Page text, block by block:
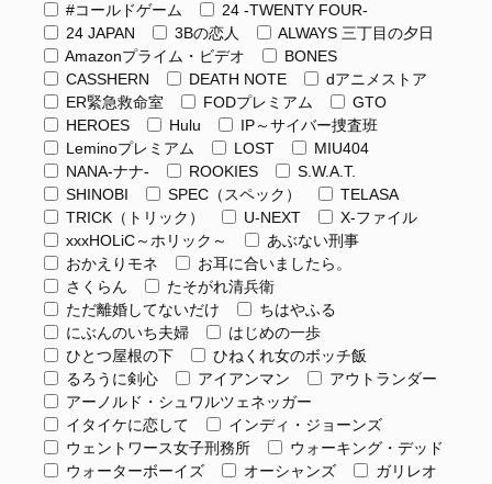
#コールドゲーム
24 -TWENTY FOUR-
24 JAPAN
3Bの恋人
ALWAYS 三丁目の夕日
Amazonプライム・ビデオ
BONES
CASSHERN
DEATH NOTE
dアニメストア
ER緊急救命室
FODプレミアム
GTO
HEROES
Hulu
IP～サイバー捜査班
Leminoプレミアム
LOST
MIU404
NANA-ナナ-
ROOKIES
S.W.A.T.
SHINOBI
SPEC（スペック）
TELASA
TRICK（トリック）
U-NEXT
X-ファイル
xxxHOLiC～ホリック～
あぶない刑事
おかえりモネ
お耳に合いましたら。
さくらん
たそがれ清兵衛
ただ離婚してないだけ
ちはやふる
にぶんのいち夫婦
はじめの一歩
ひとつ屋根の下
ひねくれ女のボッチ飯
るろうに剣心
アイアンマン
アウトランダー
アーノルド・シュワルツェネッガー
イタイケに恋して
インディ・ジョーンズ
ウェントワース女子刑務所
ウォーキング・デッド
ウォーターボーイズ
オーシャンズ
ガリレオ